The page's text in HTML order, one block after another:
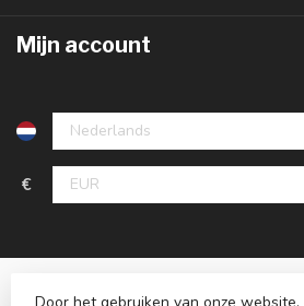
Mijn account
€